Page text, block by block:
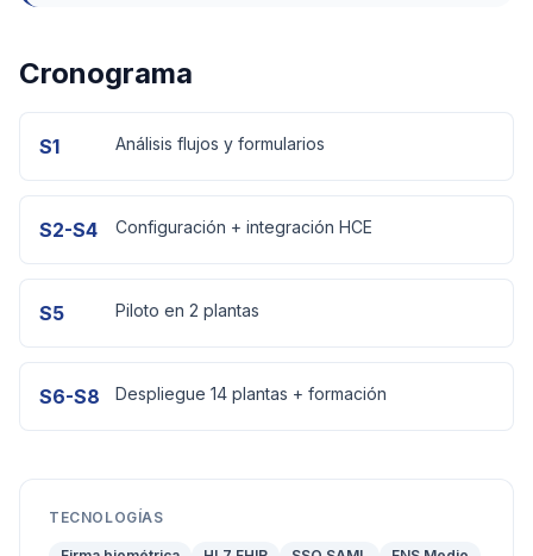
Cronograma
S1 Análisis flujos y formularios
S2-S4 Configuración + integración HCE
S5 Piloto en 2 plantas
S6-S8 Despliegue 14 plantas + formación
TECNOLOGÍAS